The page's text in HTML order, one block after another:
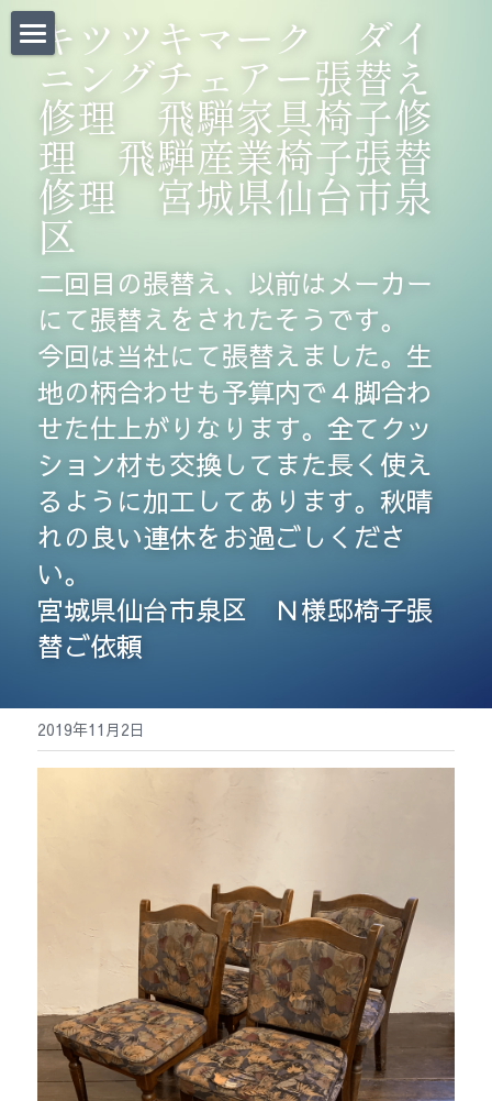
Home｜
お問い合わせ｜
CHAIR BANKについて｜
椅子張替料金表｜
椅子張り職人BLOG｜
椅子・道具販売｜
Before/After｜
法人のお客様 |
会社概要/求人募集｜
検索
キツツキマーク　ダイ
ニングチェアー張替え
修理　飛騨家具椅子修
理　飛騨産業椅子張替
修理　宮城県仙台市泉
区
二回目の張替え、以前はメーカー
にて張替えをされたそうです。
今回は当社にて張替えました。生
地の柄合わせも予算内で４脚合わ
せた仕上がりなります。全てクッ
ション材も交換してまた長く使え
るように加工してあります。秋晴
れの良い連休をお過ごしくださ
い。
宮城県仙台市泉区　Ｎ様邸椅子張
替ご依頼
2019年11月2日
ストアカテゴリー